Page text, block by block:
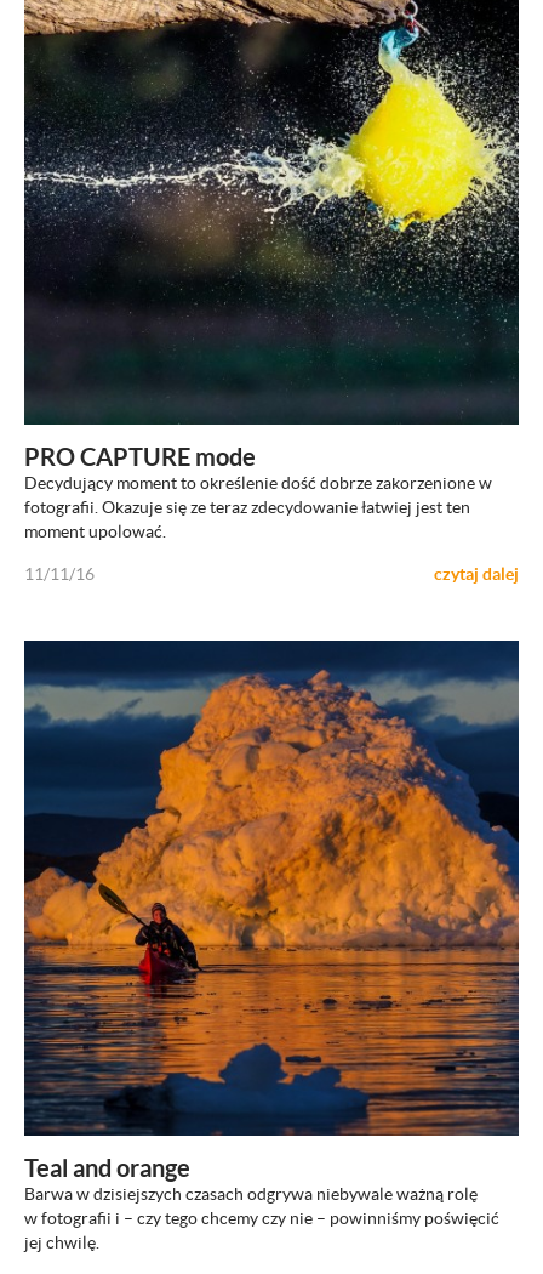
PRO CAPTURE mode
Decydujący moment to określenie dość dobrze zakorzenione w
fotografii. Okazuje się ze teraz zdecydowanie łatwiej jest ten
moment upolować.
11/11/16 czytaj dalej
ZOBACZ
Teal and orange
Barwa w dzisiejszych czasach odgrywa niebywale ważną rolę
w fotografii i – czy tego chcemy czy nie – powinniśmy poświęcić
jej chwilę.
ZOBACZ